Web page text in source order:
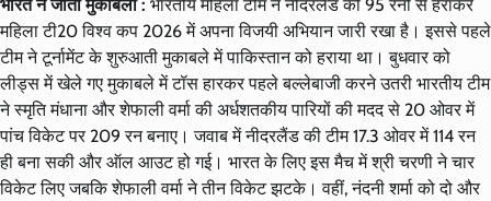
भारत ने जीता मुकाबला : भारतीय महिला टीम ने नीदरलैंड को 95 रनों से हराकर
महिला टी20 विश्व कप 2026 में अपना विजयी अभियान जारी रखा है। इससे पहले
टीम ने टूर्नामेंट के शुरुआती मुकाबले में पाकिस्तान को हराया था। बुधवार को
लीड्स में खेले गए मुकाबले में टॉस हारकर पहले बल्लेबाजी करने उतरी भारतीय टीम
ने स्मृति मंधाना और शेफाली वर्मा की अर्धशतकीय पारियों की मदद से 20 ओवर में
पांच विकेट पर 209 रन बनाए। जवाब में नीदरलैंड की टीम 17.3 ओवर में 114 रन
ही बना सकी और ऑल आउट हो गई। भारत के लिए इस मैच में श्री चरणी ने चार
विकेट लिए जबकि शेफाली वर्मा ने तीन विकेट झटके। वहीं, नंदनी शर्मा को दो और